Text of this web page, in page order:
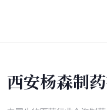
西安杨森制